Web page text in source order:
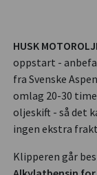
HUSK
oppstart -
fra Svenske
omlag 20-30
oljeskift - så det
ingen ekstra
Klipperen går